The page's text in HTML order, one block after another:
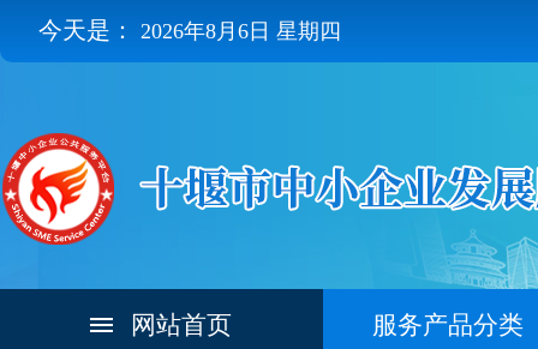
今天是： 2026年8月6日 星期四
网站首页 服务产品分类